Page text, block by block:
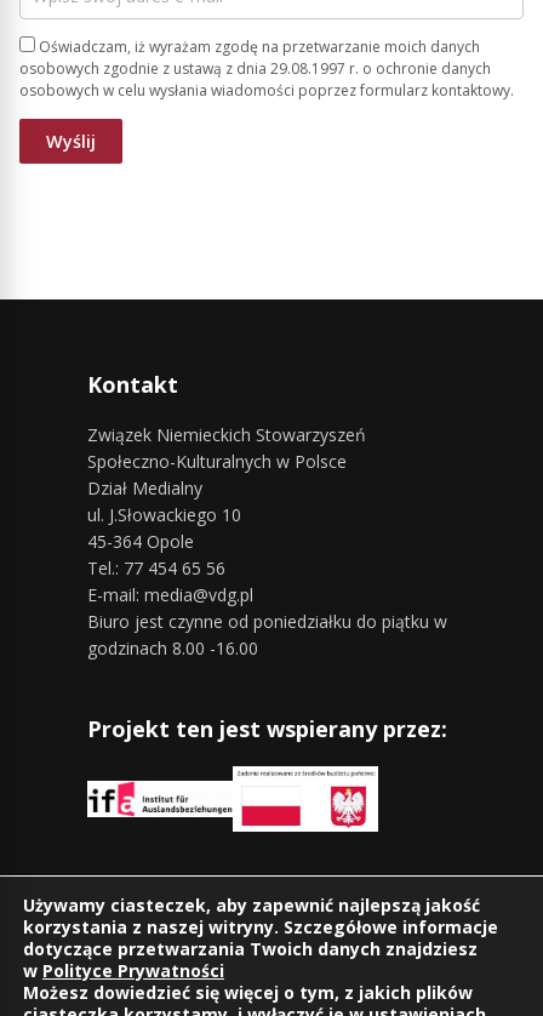
Oświadczam, iż wyrażam zgodę na przetwarzanie moich danych
osobowych zgodnie z ustawą z dnia 29.08.1997 r. o ochronie danych
osobowych w celu wysłania wiadomości poprzez formularz kontaktowy.
Kontakt
Związek Niemieckich Stowarzyszeń
Społeczno-Kulturalnych w Polsce
Dział Medialny
ul. J.Słowackiego 10
45-364 Opole
Tel.: 77 454 65 56
E-mail: media@vdg.pl
Biuro jest czynne od poniedziałku do piątku w
godzinach 8.00 -16.00
Projekt ten jest wspierany przez:
Znajdziesz nas również na:
Używamy ciasteczek, aby zapewnić najlepszą jakość
korzystania z naszej witryny. Szczegółowe informacje
dotyczące przetwarzania Twoich danych znajdziesz
w Polityce Prywatności
Możesz dowiedzieć się więcej o tym, z jakich plików